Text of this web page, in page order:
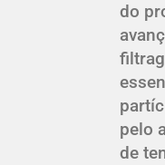
do
pelo
de